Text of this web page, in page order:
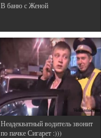
В баню с Женой
Неадекватный водитель звонит
по пачке Сигарет :)))